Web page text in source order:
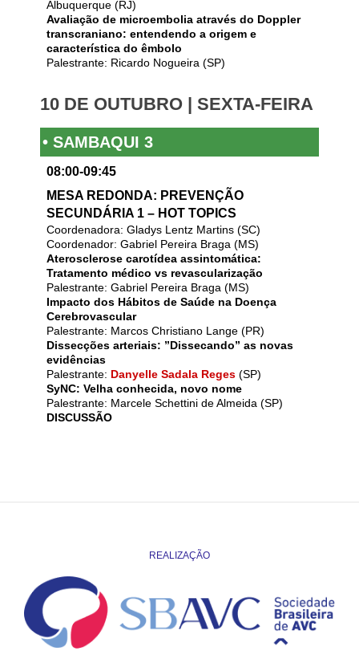
Albuquerque (RJ)
Avaliação de microembolia através do Doppler
transcraniano: entendendo a origem e
característica do êmbolo
Palestrante: Ricardo Nogueira (SP)
10 DE OUTUBRO | SEXTA-FEIRA
• SAMBAQUI 3
08:00-09:45
MESA REDONDA: PREVENÇÃO
SECUNDÁRIA 1 – HOT TOPICS
Coordenadora: Gladys Lentz Martins (SC)
Coordenador: Gabriel Pereira Braga (MS)
Aterosclerose carotídea assintomática:
Tratamento médico vs revascularização
Palestrante: Gabriel Pereira Braga (MS)
Impacto dos Hábitos de Saúde na Doença
Cerebrovascular
Palestrante: Marcos Christiano Lange (PR)
Dissecções arteriais: ”Dissecando” as novas
evidências
Palestrante: Danyelle Sadala Reges (SP)
SyNC: Velha conhecida, novo nome
Palestrante: Marcele Schettini de Almeida (SP)
DISCUSSÃO
REALIZAÇÃO